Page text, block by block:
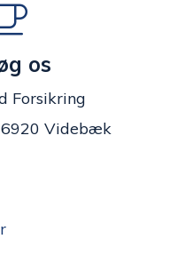
os
Forsikring
Videbæk